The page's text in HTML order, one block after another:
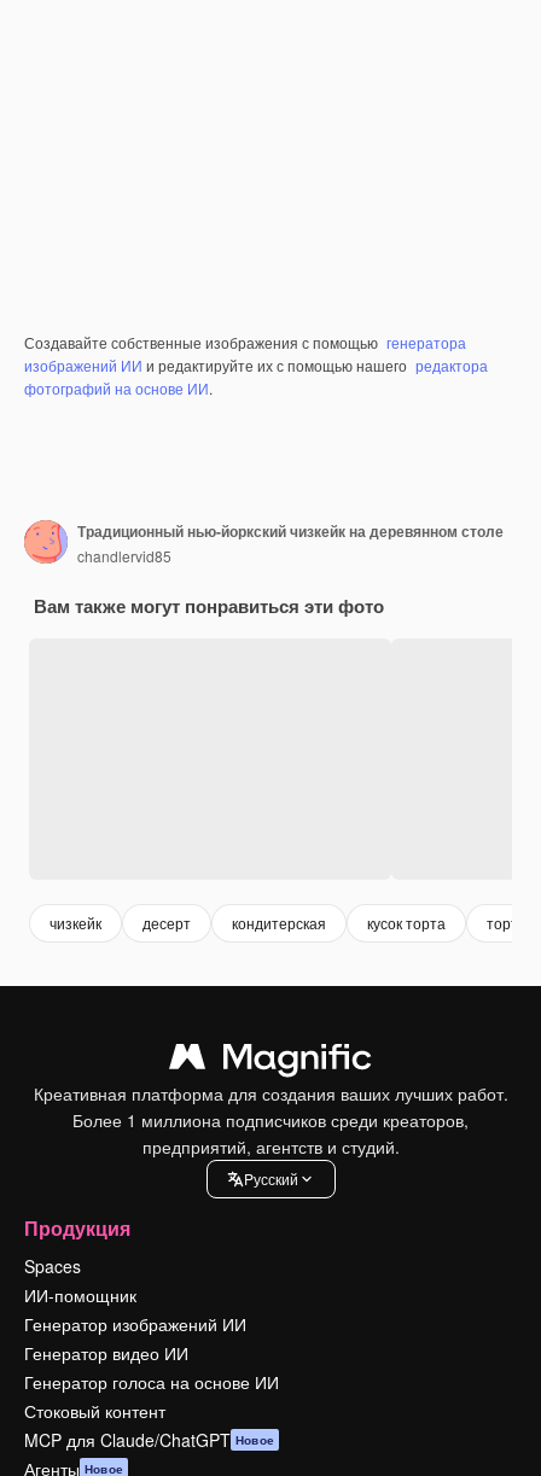
Создавайте собственные изображения с помощью генератора
изображений ИИ и редактируйте их с помощью нашего редактора
фотографий на основе ИИ.
Традиционный нью-йоркский чизкейк на деревянном столе
chandlervid85
Вам также могут понравиться эти фото
чизкейк десерт кондитерская кусок торта торт
Креативная платформа для создания ваших лучших работ.
Более 1 миллиона подписчиков среди креаторов,
предприятий, агентств и студий.
Pусский
Продукция
Spaces
ИИ-помощник
Генератор изображений ИИ
Генератор видео ИИ
Генератор голоса на основе ИИ
Стоковый контент
MCP для Claude/ChatGPT Новое
Агенты Новое